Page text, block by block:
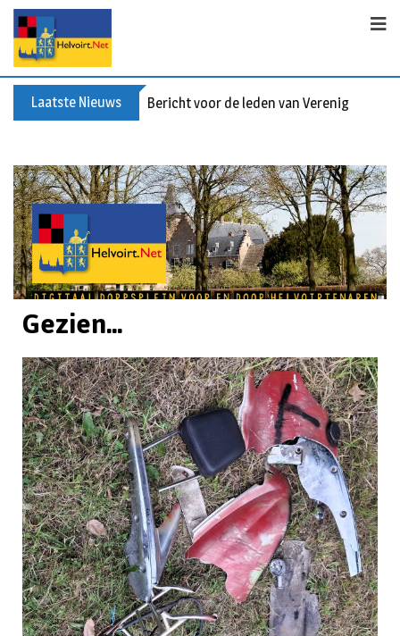
Laatste Nieuws Bericht voor de leden van Vereniging 55+
Gezien...